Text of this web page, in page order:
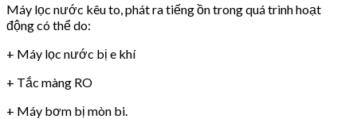
Máy lọc nước kêu to, phát ra tiếng ồn trong quá trình hoạt
động có thể do:
+ Máy lọc nước bị e khí
+ Tắc màng RO
+ Máy bơm bị mòn bi.